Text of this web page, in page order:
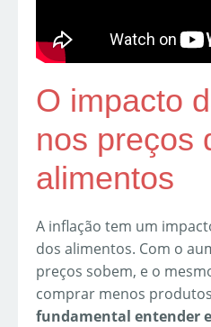
O impacto
nos preços
alimentos
A inflação tem um
dos alimentos. Com o
preços sobem, e o
comprar menos
fundamental entender